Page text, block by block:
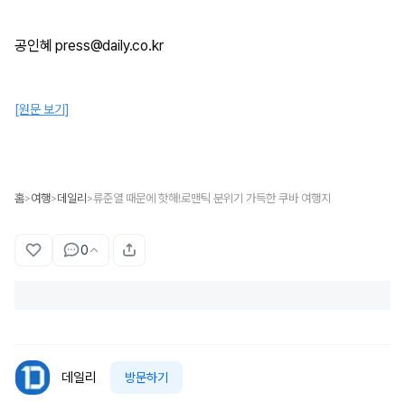
공인혜 press@daily.co.kr
[원문 보기]
홈>여행>데일리 >류준열 때문에 핫해!로맨틱 분위기 가득한 쿠바 여행지
0
데일리 방문하기